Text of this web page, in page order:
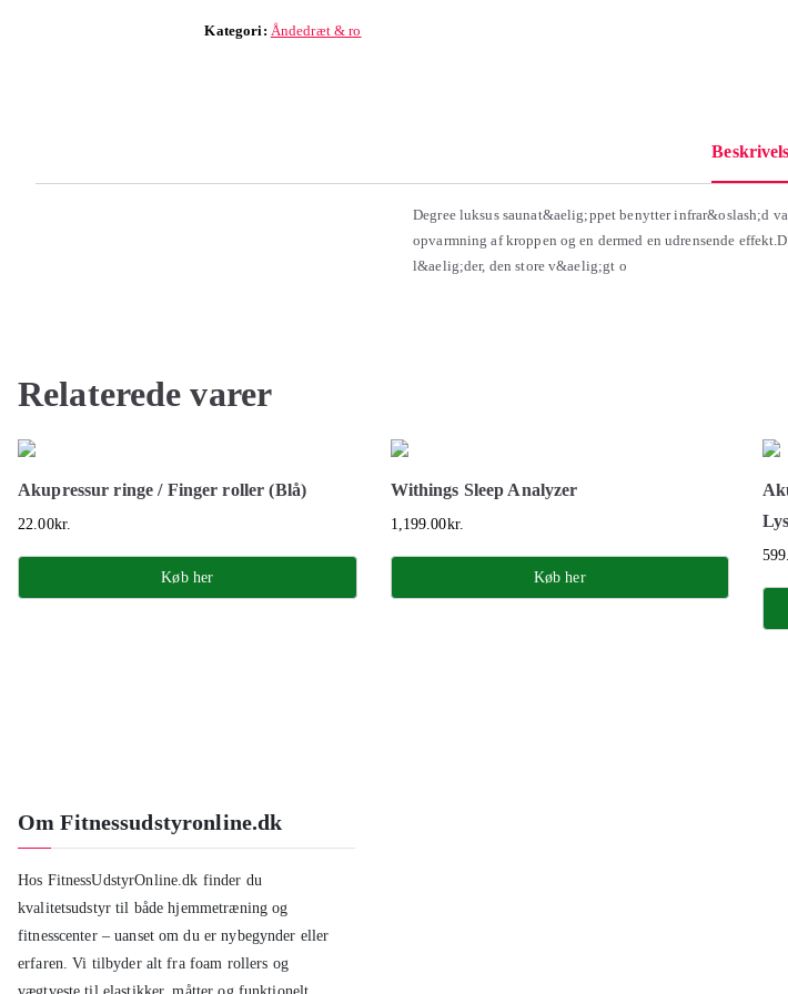
Kategori: Åndedræt & ro
Degree luksus saunat&aelig;ppet benytter infrar&oslash;d
opvarmning af kroppen og en dermed en udrensende
l&aelig;der, den store v&aelig;gt o
Relaterede varer
Akupressur ringe / Finger roller (Blå)
22.00kr.
Køb her
Withings Sleep Analyzer
1,199.00kr.
Køb her
Om Fitnessudstyronline.dk
Hos FitnessUdstyrOnline.dk finder du
kvalitetsudstyr til både hjemmetræning og
fitnesscenter – uanset om du er nybegynder eller
erfaren. Vi tilbyder alt fra foam rollers og